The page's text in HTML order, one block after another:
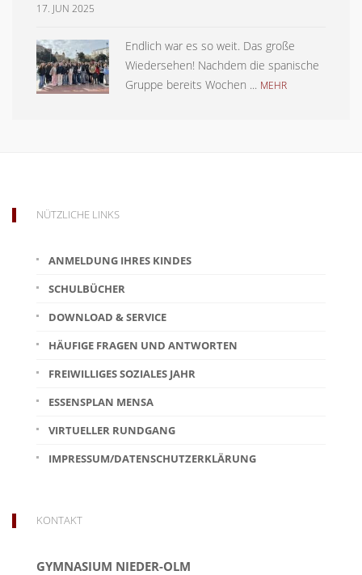
17. JUN 2025
Endlich war es so weit. Das große
Wiedersehen! Nachdem die spanische
Gruppe bereits Wochen ... MEHR
NÜTZLICHE LINKS
ANMELDUNG IHRES KINDES
SCHULBÜCHER
DOWNLOAD & SERVICE
HÄUFIGE FRAGEN UND ANTWORTEN
FREIWILLIGES SOZIALES JAHR
ESSENSPLAN MENSA
VIRTUELLER RUNDGANG
IMPRESSUM/DATENSCHUTZERKLÄRUNG
KONTAKT
GYMNASIUM NIEDER-OLM